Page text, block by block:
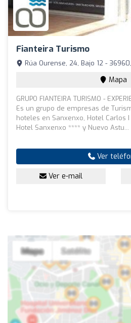
Fianteira Turismo
Rúa Ourense, 24, Bajo 12 -
Mapa
GRUPO FIANTEIRA TURISMO -
Es un grupo de empresas de
hoteles en Sanxenxo, Hotel Carlos
Hotel Sanxenxo **** y Nuevo Astu...
Ver
Ver e-mail